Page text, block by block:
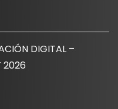
DIGITAL –
2026